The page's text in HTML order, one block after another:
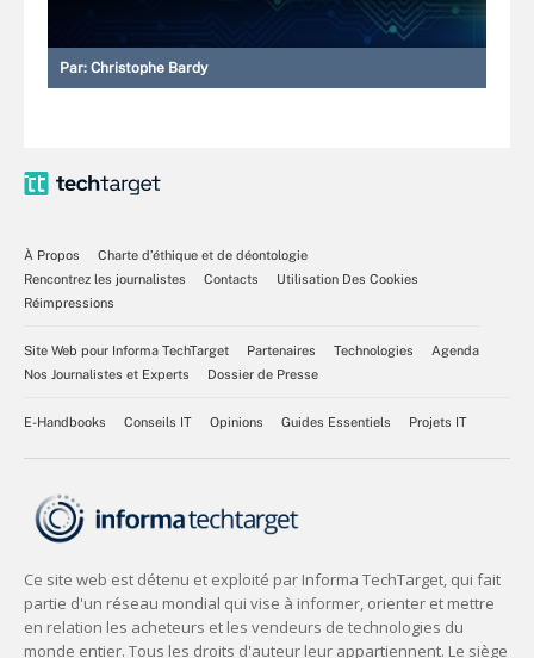
Par: Christophe Bardy
À Propos
Charte d’éthique et de déontologie
Rencontrez les journalistes
Contacts
Utilisation Des Cookies
Réimpressions
Site Web pour Informa TechTarget Partenaires Technologies
Agenda
Nos Journalistes et Experts
Dossier de Presse
E-Handbooks Conseils IT Opinions Guides Essentiels Projets IT